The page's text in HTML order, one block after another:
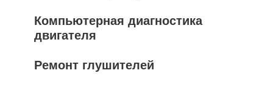
Компьютерная диагностика
двигателя
Ремонт глушителей